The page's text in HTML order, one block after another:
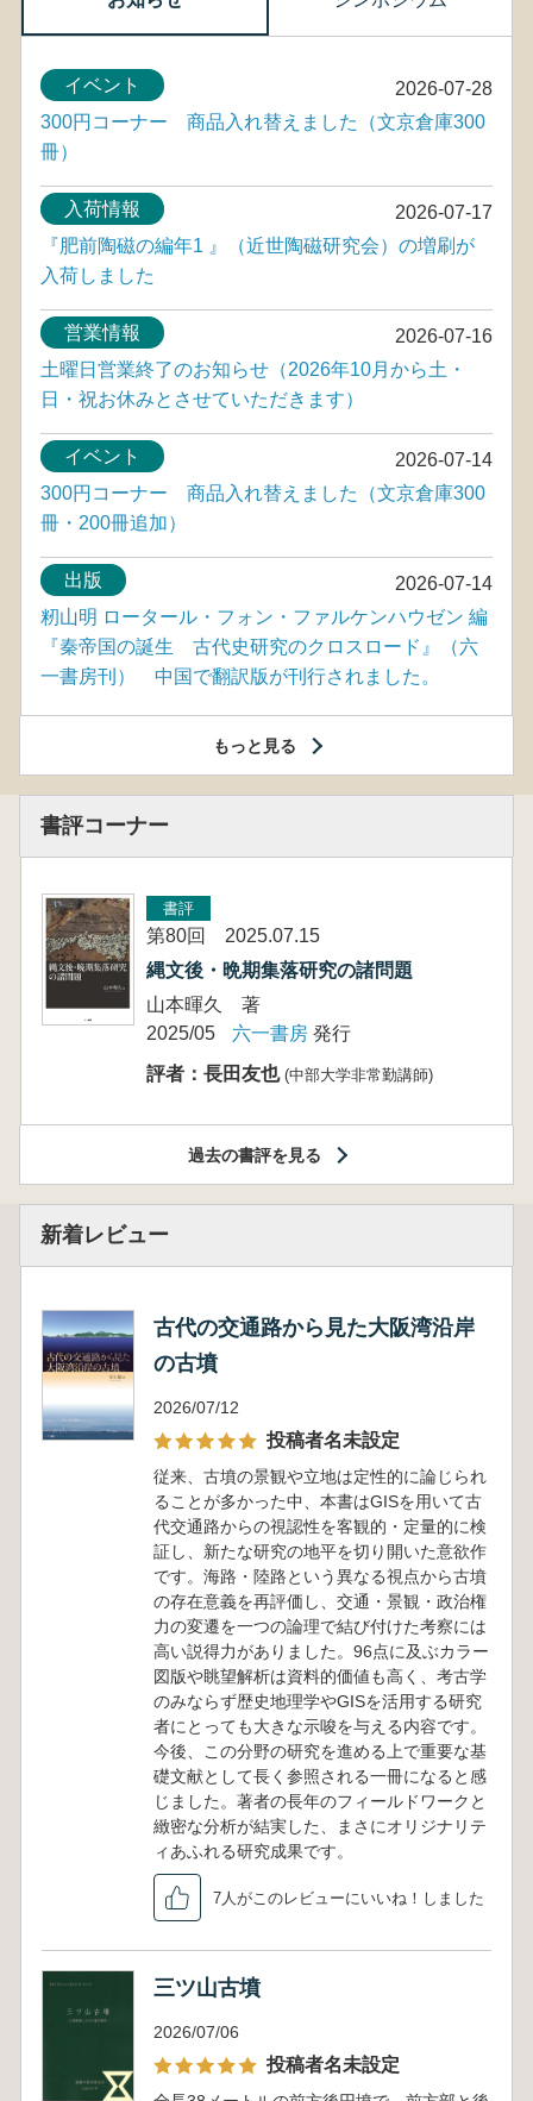
2026-07-28
イベント
300円コーナー 商品入れ替えました（文京倉庫300
冊）
2026-07-17
入荷情報
『肥前陶磁の編年1 』（近世陶磁研究会）の増刷が
入荷しました
2026-07-16
営業情報
土曜日営業終了のお知らせ（2026年10月から土・
日・祝お休みとさせていただきます）
2026-07-14
イベント
300円コーナー 商品入れ替えました（文京倉庫300
冊・200冊追加）
2026-07-14
出版
籾山明 ロータール・フォン・ファルケンハウゼン 編
『秦帝国の誕生 古代史研究のクロスロード』（六
一書房刊） 中国で翻訳版が刊行されました。
もっと見る
書評コーナー
書評
第80回 2025.07.15
縄文後・晩期集落研究の諸問題
山本暉久 著
2025/05
六一書房 発行
評者：長田友也 (中部大学非常勤講師)
過去の書評を見る
新着レビュー
古代の交通路から見た大阪湾沿岸
の古墳
2026/07/12
投稿者名未設定
従来、古墳の景観や立地は定性的に論じられ
ることが多かった中、本書はGISを用いて古
代交通路からの視認性を客観的・定量的に検
証し、新たな研究の地平を切り開いた意欲作
です。海路・陸路という異なる視点から古墳
の存在意義を再評価し、交通・景観・政治権
力の変遷を一つの論理で結び付けた考察には
高い説得力がありました。96点に及ぶカラー
図版や眺望解析は資料的価値も高く、考古学
のみならず歴史地理学やGISを活用する研究
者にとっても大きな示唆を与える内容です。
今後、この分野の研究を進める上で重要な基
礎文献として長く参照される一冊になると感
じました。著者の長年のフィールドワークと
緻密な分析が結実した、まさにオリジナリテ
ィあふれる研究成果です。
7人がこのレビューにいいね！しました
三ツ山古墳
2026/07/06
投稿者名未設定